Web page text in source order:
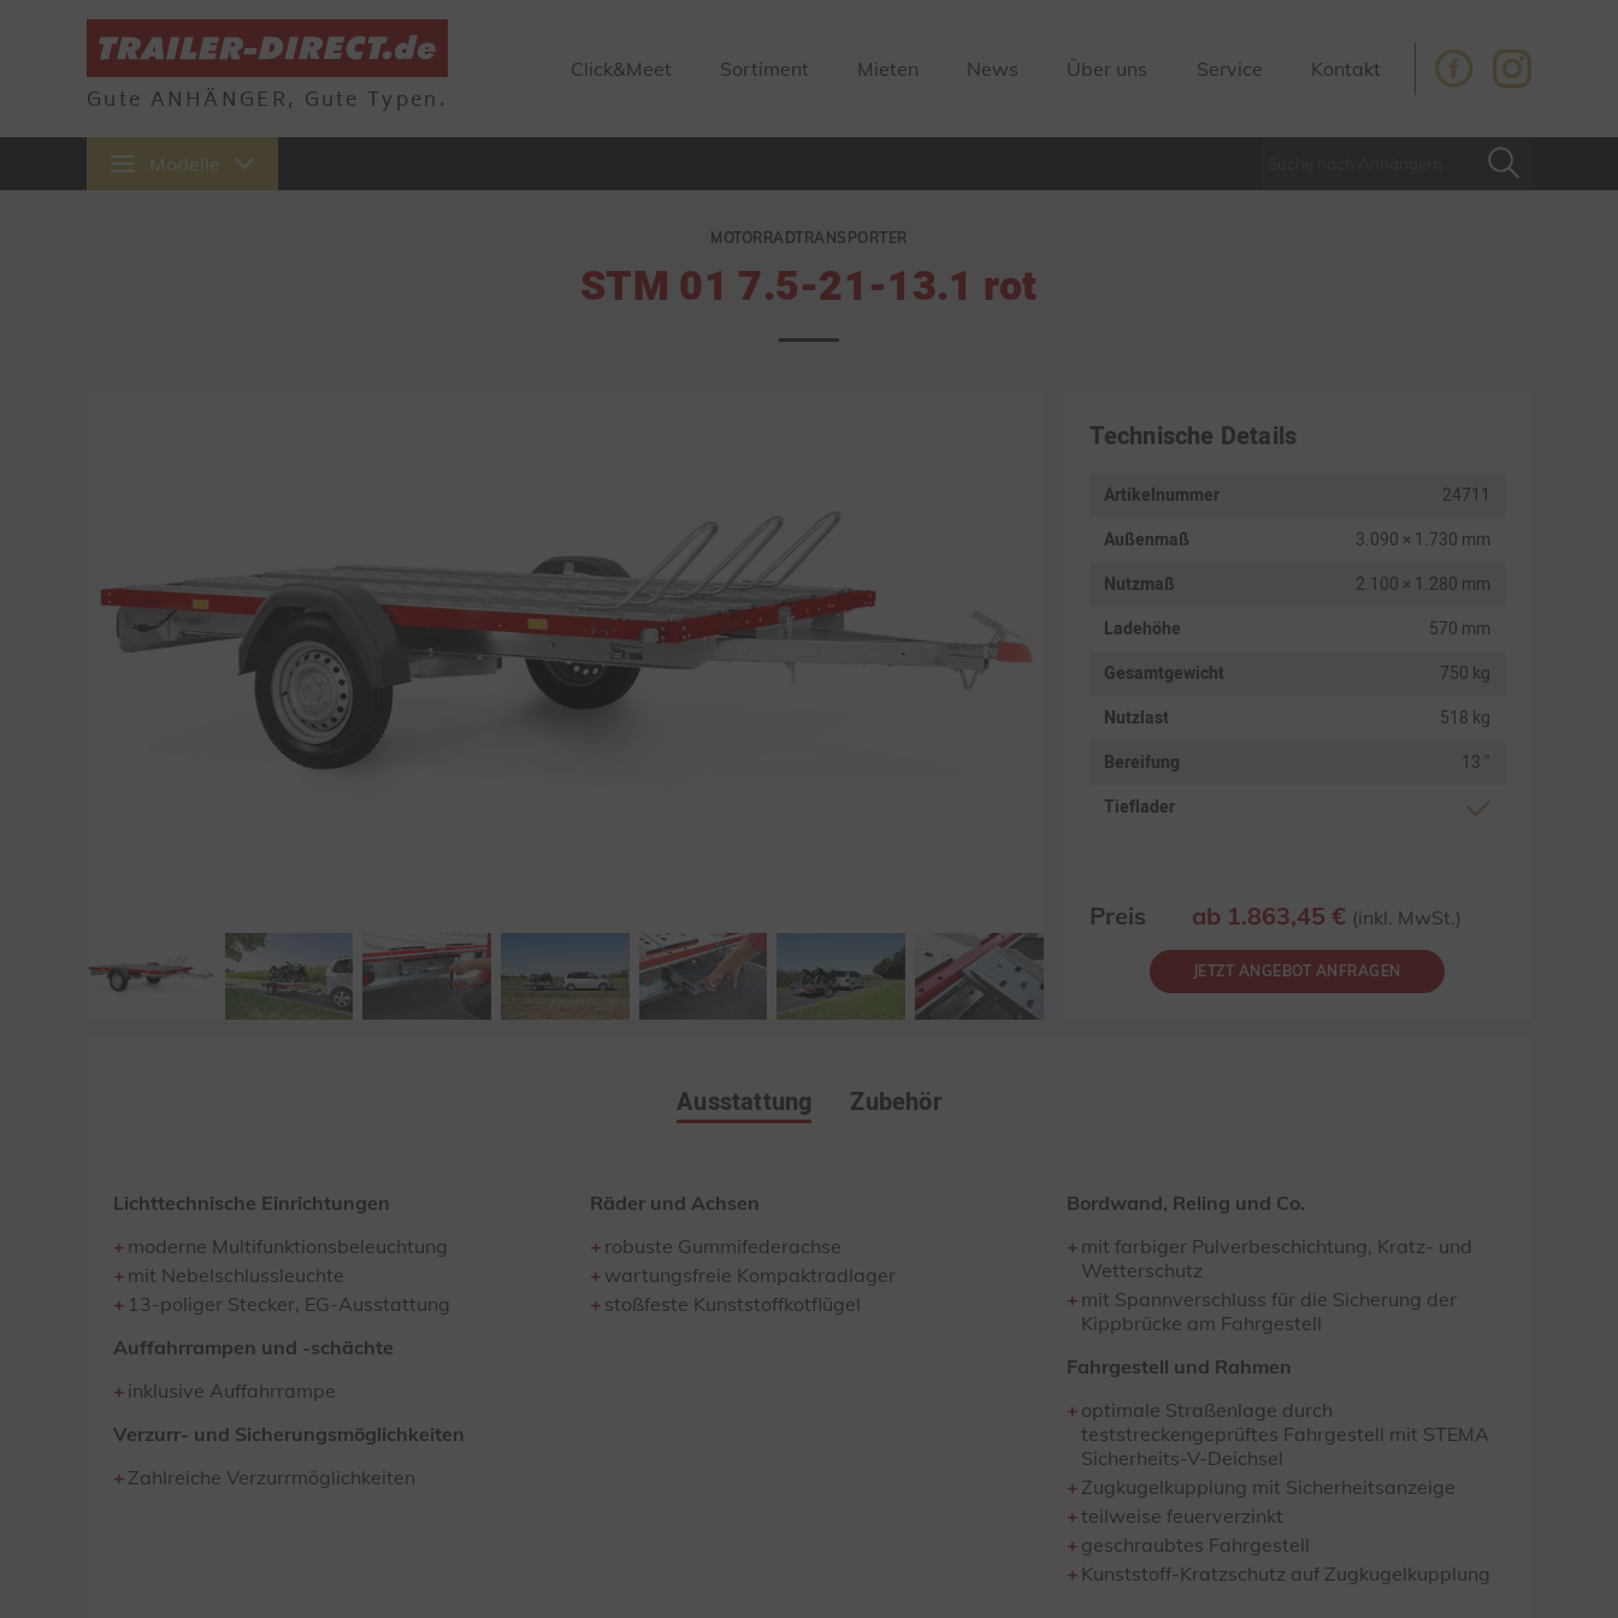
Gute ANHÄNGER, Gute Typen.
Click&Meet Sortiment Mieten News Über uns Service Kontakt
Modelle
MOTORRADTRANSPORTER
STM 01 7.5-21-13.1 rot
Technische Details
Artikelnummer
24711
Außenmaß
3.090 × 1.730 mm
Nutzmaß
2.100 × 1.280 mm
Ladehöhe
570 mm
Gesamtgewicht
750 kg
Nutzlast
518 kg
Bereifung
13 "
Tieflader
Preis ab 1.863,45 € (inkl. MwSt.)
JETZT ANGEBOT ANFRAGEN
Ausstattung Zubehör
Lichttechnische Einrichtungen
moderne Multifunktionsbeleuchtung
mit Nebelschlussleuchte
13-poliger Stecker, EG-Ausstattung
Auffahrrampen und -schächte
inklusive Auffahrrampe
Verzurr- und Sicherungsmöglichkeiten
Zahlreiche Verzurrmöglichkeiten
Räder und Achsen
robuste Gummifederachse
wartungsfreie Kompaktradlager
stoßfeste Kunststoffkotflügel
Bordwand, Reling und Co.
mit farbiger Pulverbeschichtung, Kratz- und
Wetterschutz
mit Spannverschluss für die Sicherung der
Kippbrücke am Fahrgestell
Fahrgestell und Rahmen
optimale Straßenlage durch
teststreckengeprüftes Fahrgestell mit STEMA
Sicherheits-V-Deichsel
Zugkugelkupplung mit Sicherheitsanzeige
teilweise feuerverzinkt
geschraubtes Fahrgestell
Kunststoff-Kratzschutz auf Zugkugelkupplung